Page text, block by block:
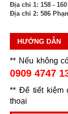
Địa chỉ 1: 158 -
Địa chỉ 2: 586
HƯỚNG DẪN
** Nếu không
0909 4747
** Để tiết kiệm
thoại